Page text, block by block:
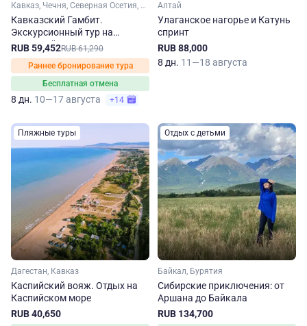
Кавказ, Чечня, Северная Осетия, Кабардино-Балкария, Ингушетия
Кавказский Гамбит.
Экскурсионный тур на
Северный Кавказ
RUB 59,452RUB 61,290
Раннее бронирование тура
Бесплатная отмена
8 дн. 10—17 августа +14
Алтай
Улаганское нагорье и Катунь
спринт
RUB 88,000
8 дн. 11—18 августа
Пляжные туры
Дагестан, Кавказ
Каспийский вояж. Отдых на
Каспийском море
RUB 40,650
Отдых с детьми
Байкал, Бурятия
Сибирские приключения: от
Аршана до Байкала
RUB 134,700